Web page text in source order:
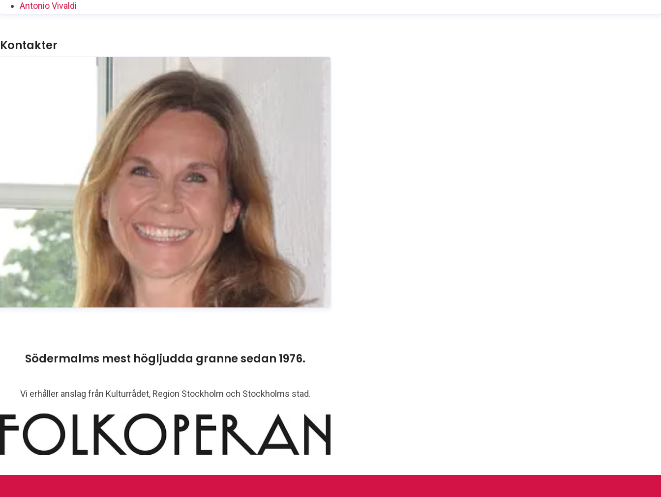
Antonio Vivaldi
Kontakter
Reuszner
Kommunikationschef susanne.reuszner@folkoperan.se070-218 46 51
Södermalms mest högljudda granne sedan 1976.
Vi erhåller anslag från Kulturrådet, Region Stockholm och Stockholms stad.